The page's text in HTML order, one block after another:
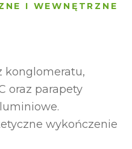
I WEWNĘTRZNE
konglomeratu,
oraz parapety
wykończenie